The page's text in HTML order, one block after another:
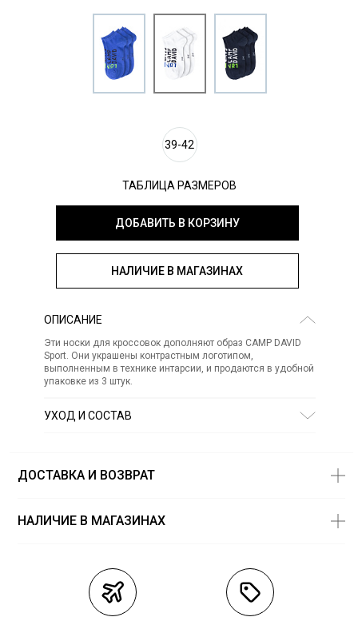
39-42
ТАБЛИЦА РАЗМЕРОВ
ДОБАВИТЬ В КОРЗИНУ
НАЛИЧИЕ В МАГАЗИНАХ
ОПИСАНИЕ
Эти носки для кроссовок дополняют образ CAMP DAVID
Sport. Они украшены контрастным логотипом,
выполненным в технике интарсии, и продаются в удобной
упаковке из 3 штук.
УХОД И СОСТАВ
ХИМИЧЕСКАЯ ЧИСТКА:
СУШКА:не сушить в стиральной машине
ДОСТАВКА И ВОЗВРАТ
Курьерская доставка СДЭК
Самовывоз из пункта выдачи СДЭК
НАЛИЧИЕ В МАГАЗИНАХ
ТЦ «Novaya Riga Outlet Village» -
магазин «Camp David»
39-42 — 1 шт.